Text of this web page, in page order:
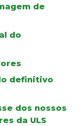
de
do
definitivo
dos nossos
da ULS